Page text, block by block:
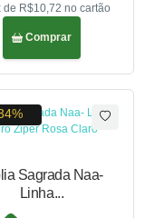
de R$10,72 no cartão
Comprar
Sagrada Naa-
Linha...